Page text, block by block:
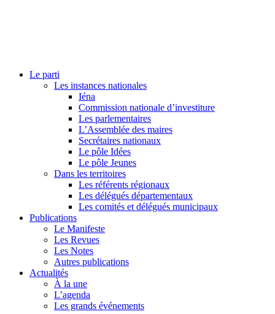
Le parti
Les instances nationales
Iéna
Commission nationale d’investiture
Les parlementaires
L’Assemblée des maires
Secrétaires nationaux
Le pôle Idées
Le pôle Jeunes
Dans les territoires
Les référents régionaux
Les délégués départementaux
Les comités et délégués municipaux
Publications
Le Manifeste
Les Revues
Les Notes
Autres publications
Actualités
À la une
L’agenda
Les grands événements